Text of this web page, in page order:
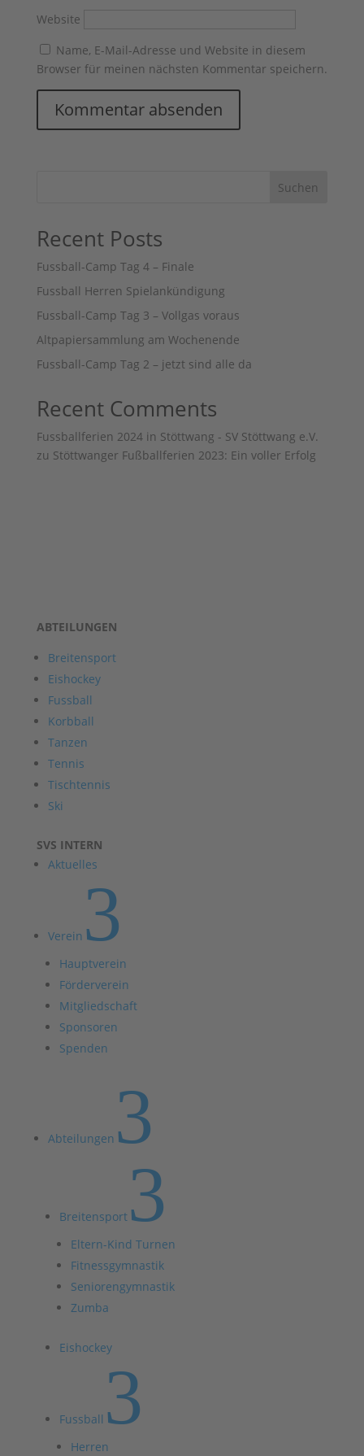
Website
Name, E-Mail-Adresse und Website in diesem
Browser für meinen nächsten Kommentar speichern.
Suchen
Recent Posts
Fussball-Camp Tag 4 – Finale
Fussball Herren Spielankündigung
Fussball-Camp Tag 3 – Vollgas voraus
Altpapiersammlung am Wochenende
Fussball-Camp Tag 2 – jetzt sind alle da
Recent Comments
Fussballferien 2024 in Stöttwang - SV Stöttwang e.V.
zu Stöttwanger Fußballferien 2023: Ein voller Erfolg
ABTEILUNGEN
Breitensport
Eishockey
Fussball
Korbball
Tanzen
Tennis
Tischtennis
Ski
SVS INTERN
Aktuelles
Verein 3
Hauptverein
Förderverein
Mitgliedschaft
Sponsoren
Spenden
Abteilungen 3
Breitensport3
Eltern-Kind Turnen
Fitnessgymnastik
Seniorengymnastik
Zumba
Eishockey
Fussball 3
Herren